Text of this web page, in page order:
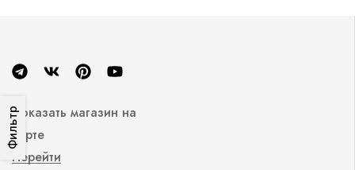
ФильтрПоказать магазин на
карте
Перейти